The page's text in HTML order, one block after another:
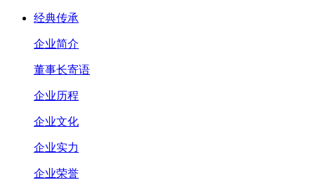
经典传承
企业简介
董事长寄语
企业历程
企业文化
企业实力
企业荣誉